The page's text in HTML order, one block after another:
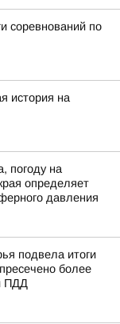
соревнований по
история на
погоду на
определяет
давления
подвела итоги
более
ПДД